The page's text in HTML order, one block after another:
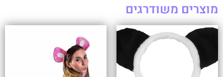
מוצרים משודרגים